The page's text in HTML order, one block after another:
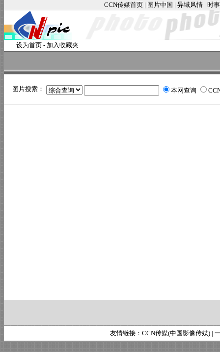
CCN传媒首页 | 图片中国 | 异域风情 | 时
设为首页 - 加入收藏夹
图片搜索： 本网查询
友情链接： CCN传媒(中国影像传媒) |